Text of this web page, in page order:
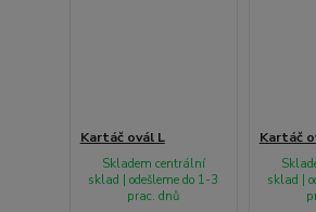
Kartáč ovál L
Skladem centrální
sklad | odešleme do 1-3
prac. dnů
Kartáč
sklad |